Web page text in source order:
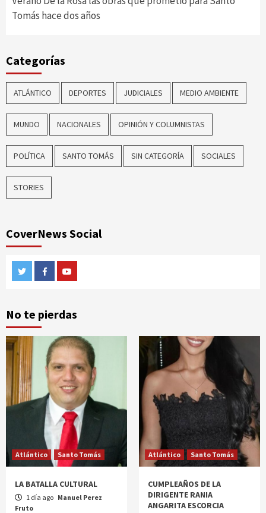
Tomás hace dos años
Categorías
ATLÁNTICO DEPORTES JUDICIALES MEDIO AMBIENTE
MUNDO NACIONALES OPINIÓN Y COLUMNISTAS
POLÍTICA SANTO TOMÁS SIN CATEGORÍA SOCIALES
STORIES
CoverNews Social
TwitterFacebook
No te pierdas
Atlántico Santo Tomás
LA BATALLA CULTURAL
1 día ago Manuel Perez
Fruto
Atlántico Santo Tomás
CUMPLEAÑOS DE LA
DIRIGENTE RANIA
ANGARITA ESCORCIA